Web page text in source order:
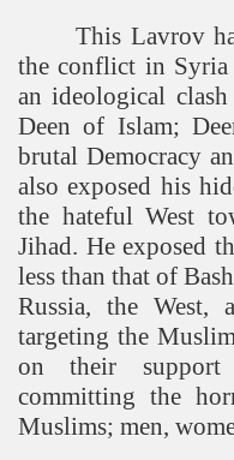
This Lavrov
the conflict in Syria
an ideological
Deen of Islam;
brutal Democracy
also exposed his
the hateful West
Jihad. He exposed
less than that of
Russia, the West,
targeting the
on their support
committing the
Muslims; men,